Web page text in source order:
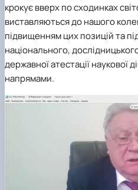
крокує вверх по сходинках
виставляються до нашого
підвищенням цих позицій та
національного,
державної атестації наукової
напрямами.